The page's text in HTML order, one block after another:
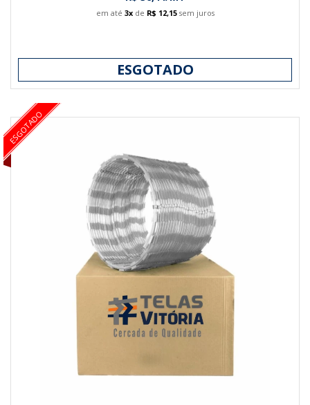
em até 3xde R$ 12,15sem juros
ESGOTADO
ESGOTADO